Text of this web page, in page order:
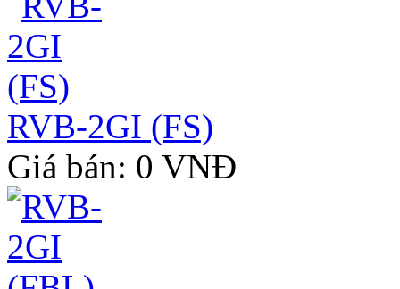
RVB-2GI (FS)
Giá bán: 0 VNĐ